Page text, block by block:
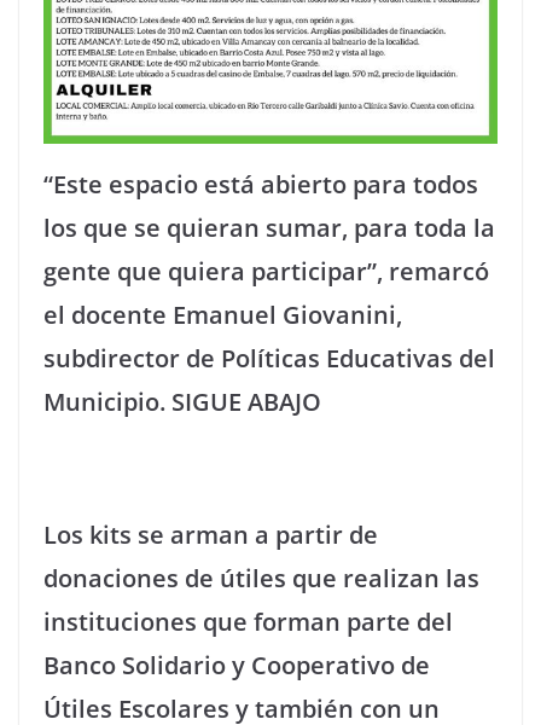
“Este espacio está abierto para todos
los que se quieran sumar, para toda la
gente que quiera participar”, remarcó
el docente Emanuel Giovanini,
subdirector de Políticas Educativas del
Municipio. SIGUE ABAJO
Los kits se arman a partir de
donaciones de útiles que realizan las
instituciones que forman parte del
Banco Solidario y Cooperativo de
Útiles Escolares y también con un